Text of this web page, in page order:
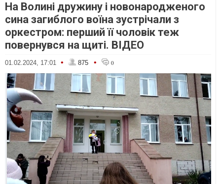
На Волині дружину і новонародженого
сина загиблого воїна зустрічали з
оркестром: перший її чоловік теж
повернувся на щиті. ВІДЕО
01.02.2024, 17:01 • 875 • 0